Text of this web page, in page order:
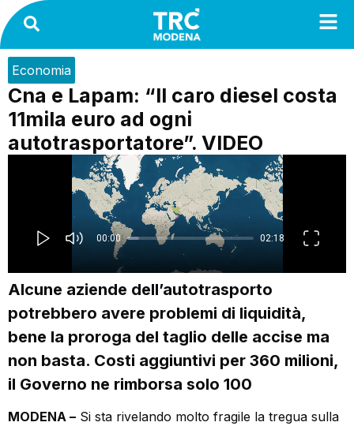
Economia
Cna e Lapam: “Il caro diesel costa
11mila euro ad ogni
autotrasportatore”. VIDEO
Alcune aziende dell’autotrasporto
potrebbero avere problemi di liquidità,
bene la proroga del taglio delle accise ma
non basta. Costi aggiuntivi per 360 milioni,
il Governo ne rimborsa solo 100
MODENA – Si sta rivelando molto fragile la tregua sulla